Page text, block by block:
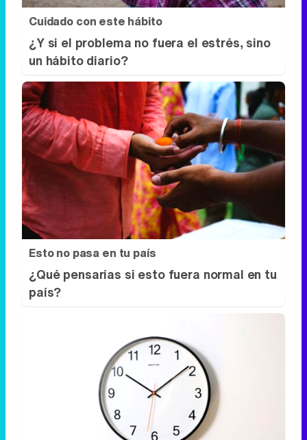
Cuidado con este hábito
¿Y si el problema no fuera el estrés, sino
un hábito diario?
Esto no pasa en tu país
¿Qué pensarías si esto fuera normal en tu
país?